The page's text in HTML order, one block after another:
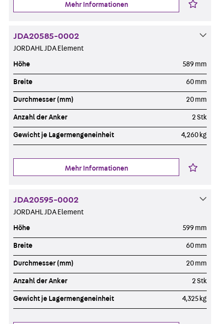
Mehr Informationen
JDA20585-0002
JORDAHL JDA Element
Höhe 589 mm
Breite 60 mm
Durchmesser (mm) 20 mm
Anzahl der Anker 2 Stk
Gewicht je Lagermengeneinheit 4,260 kg
Mehr Informationen
JDA20595-0002
JORDAHL JDA Element
Höhe 599 mm
Breite 60 mm
Durchmesser (mm) 20 mm
Anzahl der Anker 2 Stk
Gewicht je Lagermengeneinheit 4,325 kg